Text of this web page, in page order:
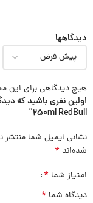
دیدگاهها
هیچ دیدگاهی برای
اولین نفری باشید که
250ml RedBull”
نشانی ایمیل شما
شده‌اند *
امتیاز شما *
دیدگاه شما *